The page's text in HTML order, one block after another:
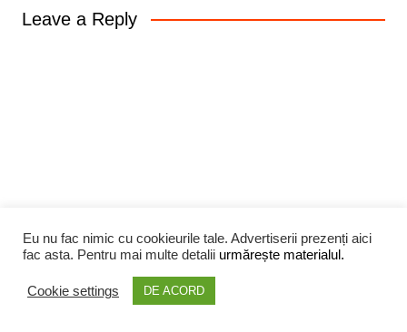
Leave a Reply
Eu nu fac nimic cu cookieurile tale. Advertiserii prezenți aici
fac asta. Pentru mai multe detalii urmărește materialul.
Cookie settings DE ACORD